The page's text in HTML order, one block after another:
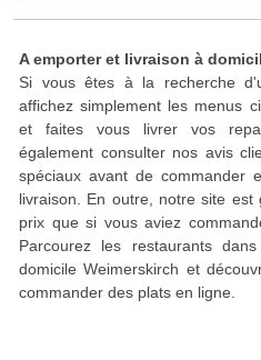
A emporter et livraison à
Si vous êtes à la recherche
affichez simplement les menus
et faites vous livrer vos
également consulter nos avis
spéciaux avant de commander
livraison. En outre, notre site
prix que si vous aviez
Parcourez les restaurants
domicile Weimerskirch et
commander des plats en ligne.